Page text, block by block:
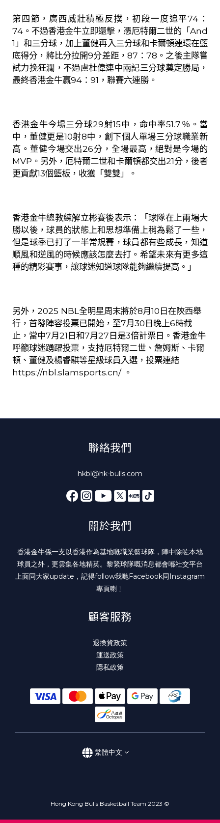
第四節，廣西威壯積極反撲，初段一度追平74 ：
74 。不過香港金牛立即還擊，憑厄特爾二世的「And
1 」和三分球，加上董健再入三分球和卡爾頓連環在籃
底得分，將比分拉開9分差距， 87 ：78 。之後主隊嘗
試力挽狂瀾，不過盧杜偉連中兩記三分球奠定勝局，
最終香港金牛贏94 ： 91 ，聯賽六連勝。
香港金牛今場三分球29射15中，命中率51.7％。當
中，董健更是10射8中，創下個人單場三分球職業新
高。董健今場交出26分，全場最高，絕對是今場的
MVP 。另外，厄特爾二世和卡爾頓都交出21分，後者
更貢獻13個籃板，收獲「雙雙」。
香港金牛總教練解立彬賽後表示：「球隊在上兩場大
勝以後，球員的狀態上和思想準備上稍為鬆了一些，
但是球季已打了一半常規賽，球員都有些成長，知道
順風和逆風的時候應該怎麼去打。希望未來有更多這
種的精彩賽事，讓球迷知道球隊能夠繼續提高。」
另外， 2025 NBL 全明星周末將於8月10日在陝西舉
行，首發陣容投票已開始，至7月30日晚上6時截
止，當中7月21 日和7月27日是3倍計票日。香港金牛
呼籲球迷踴躍投票，支持厄特爾二世、詹姆斯、卡爾
頓、董健及楊睿騏等星級球員入選，投票連結
https://nbl.slamsports.cn/ 。
聯絡我們
hkbl@hk-bulls.com
關於我們
香港金牛係一支以香港作為基地嘅職業籃球隊，陣中除咗本地
球員之外，更雲集各地精英。黎緊球隊嘅消息都會喺社交平台
上面同大家update，記得follow我哋Facebook同Instagram
專頁喇﹗
顧客服務
退換貨政策
運送政策
隱私政策
繁體中文
Hong Kong Bulls Basketball Team 2023 ©